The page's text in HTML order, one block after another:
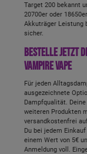
Target 200 bekannt
20700er oder
Akkuträger Leistung
sicher.
Bestelle jetzt
Vampire Vape
Für jeden
ausgezeichnete
Dampfqualität.
weiteren Produkten
versandkostenfrei
Du bei jedem
einem Wert von 5€
Anmeldung voll.